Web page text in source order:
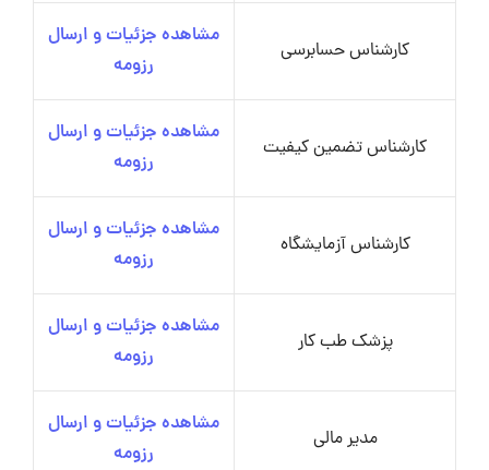
کارشناس حسابرسی
مشاهده جزئیات و ارسال
رزومه
کارشناس تضمین کیفیت
مشاهده جزئیات و ارسال
رزومه
کارشناس آزمایشگاه
مشاهده جزئیات و ارسال
رزومه
پزشک طب کار
مشاهده جزئیات و ارسال
رزومه
مدیر مالی
مشاهده جزئیات و ارسال
رزومه